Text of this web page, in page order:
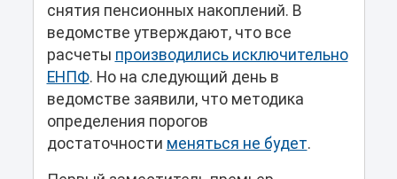
снятия пенсионных накоплений. В
ведомстве утверждают, что все
расчеты производились исключительно
ЕНПФ. Но на следующий день в
ведомстве заявили, что методика
определения порогов
достаточности меняться не будет.